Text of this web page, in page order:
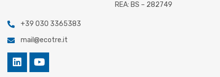
+39 030 3365383
mail@ecotre.it
REA: BS – 282749